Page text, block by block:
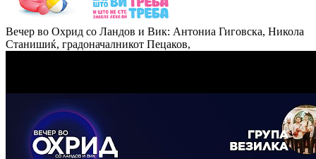
Вечер во Охрид со Ландов и Вик: Антониа Гиговска, Никола
Станишиќ, градоначалникот Пецаков,